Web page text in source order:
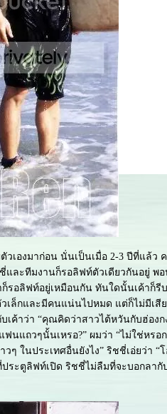
วเองมาก่อน นั่นเป็นเมื่อ 2-3 ปีที่แล้ว
ละทีมงานก็รอลิฟท์ตัวเดียวกันอยู่ พอ
ก็รอลิฟท์อยู่เหมือนกัน ทันใดนั้นเค้าก็
เล็กและมีคนแน่นไปหมด แต่ก็ไม่มีเ
ค้าว่า “คุณคิดว่าสาวไต้หวันกับฮ่องก
นแถวๆนั้นเหรอ?” ผมว่า “ไม่ใช่หร
ๆ ในประเทศอื่นยังไง” ริชชี่เอ่ยว่า “
ระตูลิฟท์เปิด ริชชี่ไม่ลืมที่จะบอกลากั